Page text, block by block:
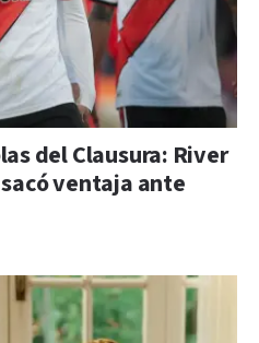
del Clausura: River
ventaja ante